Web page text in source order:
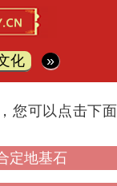
化
»
您可以点击下面
定地基石